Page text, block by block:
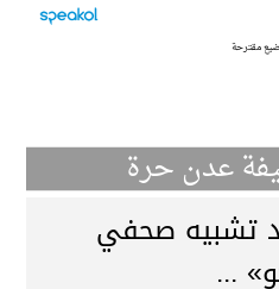
مقترحة
عدن حرة
تشبيه صحفي
...